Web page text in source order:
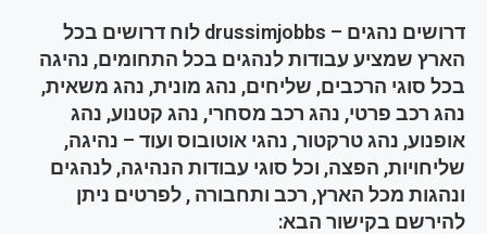
דרושים נהגים – drussimjobbs לוח דרושים בכל
הארץ שמציע עבודות לנהגים בכל התחומים, נהיגה
בכל סוגי הרכבים, שליחים, נהג מונית, נהג משאית,
נהג רכב פרטי, נהג רכב מסחרי, נהג קטנוע, נהג
אופנוע, נהג טרקטור, נהגי אוטובוס ועוד – נהיגה,
שליחויות, הפצה, וכל סוגי עבודות הנהיגה, לנהגים
ונהגות מכל הארץ, רכב ותחבורה , לפרטים ניתן
להירשם בקישור הבא: